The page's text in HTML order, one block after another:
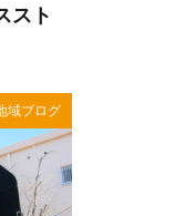
スト
域ブログ